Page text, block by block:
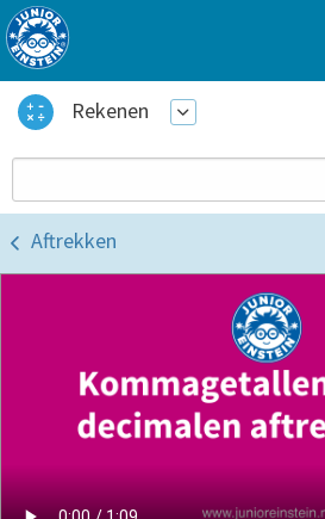
Rekenen
Aftrekken